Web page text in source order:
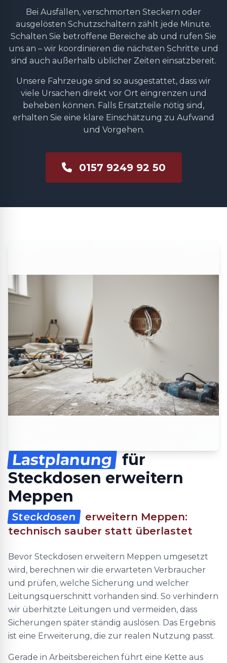
Bei Ausfällen, verschmorten Steckern oder
ausgelösten Schutzschaltern zählt jede Minute.
Schalten Sie betroffene Bereiche ab und rufen Sie
uns an – wir koordinieren die nächsten Schritte und
sind auch außerhalb üblicher Zeiten einsatzbereit.
Unsere Fahrzeuge sind so ausgestattet, dass wir
viele Ursachen direkt vor Ort eingrenzen und
beheben können. Falls Ersatzteile nötig sind,
erhalten Sie eine klare Einschätzung zu Aufwand
und Vorgehen.
0157 9249 92 50
Lastplanung für
Steckdosen erweitern
Meppen
Steckdosen
erweitern Meppen:
technisch sauber statt überlastet
Bevor Steckdosen erweitern Meppen umgesetzt
wird, berechnen wir die erwarteten Verbraucher
und prüfen, welche Sicherung und welcher
Leitungsquerschnitt vorhanden sind. So verhindern
wir überhitzte Leitungen und vermeiden, dass
Sicherungen später ständig auslösen. Das Ergebnis
ist eine Erweiterung, die zur realen Nutzung passt.
Gerade in Arbeitsbereichen führt eine Kette aus